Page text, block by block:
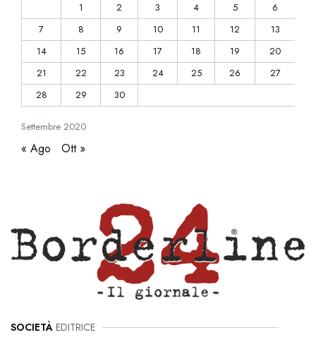
Settembre 2020
1
2 3 4 5
6
7
8 9 10 11 12
13
14
15 16 17 18 19
20
21
22 23 24 25 26
27
28
29 30
« Ago Ott »
SOCIETÀ EDITRICE